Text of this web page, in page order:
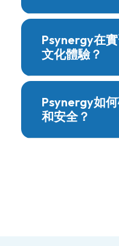
Psynergy在
文化體驗？
Psynergy如
和安全？